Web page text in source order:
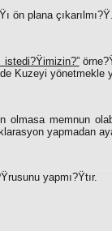
ön plana
istedi?Ÿimizin?”
Kuzeyi yönetmekle
olmasa memnun
yapmadan
yapmı?Ÿtır.